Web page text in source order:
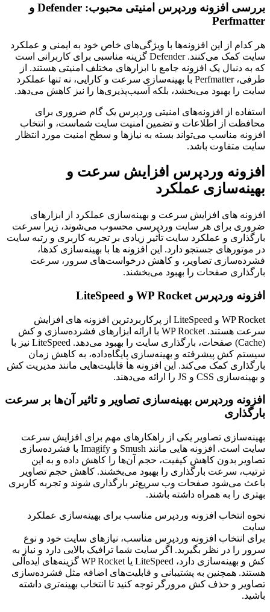
بررسی افزونه وردپرس امنیتی محبوب: Defender و
Perfmatter
هر کدام از این افزونه‌ها با ویژگی‌های خاص خود به ایمنی و عملکرد
سایت کمک می‌کنند. Defender گزینه مناسبی برای کاربرانی است
که به دنبال یک افزونه جامع با ابزارهای مختلف امنیتی هستند. از
طرفی، Perfmatter با بهینه‌سازی سرعت و کارایی، نه تنها عملکرد
سایت را بهبود می‌بخشد، بلکه آسیب‌پذیری‌ها را نیز کاهش می‌دهد.
استفاده از افزونه‌های امنیتی وردپرس یک گام ضروری برای
محافظت از اطلاعات و تضمین امنیت سایت شماست، و انتخاب
افزونه مناسب می‌تواند بسته به نیازها و سطح امنیت مورد انتظار
سایت متفاوت باشد.
افزونه ‌وردپرس افزایش سرعت و
بهینه‌سازی عملکرد
افزونه ‌های افزایش سرعت و بهینه‌سازی عملکرد از ابزارهای
ضروری برای هر سایت وردپرسی محسوب می‌شوند، زیرا سرعت
بارگذاری و عملکرد سایت تأثیر زیادی بر تجربه کاربری و رتبه سایت
در موتورهای جستجو دارد. این افزونه ‌ها با بهینه‌سازی کدها،
فشرده‌سازی تصاویر، و کاهش درخواست‌های سرور، سرعت
بارگذاری صفحات را بهبود می‌بخشند.
افزونه وردپرس WP Rocket و LiteSpeed
WP Rocket و LiteSpeed از پرکاربردترین افزونه ‌های افزایش
سرعت هستند. WP Rocket با ارائه ابزارهای فشرده‌سازی و کش
(Cache) صفحات، بارگذاری سایت را بهبود می‌دهد. LiteSpeed نیز با
سیستم کش پیشرفته و بهینه‌سازی پایگاه‌داده، به کاهش زمان
بارگذاری کمک می‌کند. این افزونه ‌ها قابلیت‌هایی مانند مدیریت کش
و بهینه‌سازی CSS و JS را ارائه می‌دهند.
افزونه وردپرس بهینه‌سازی تصاویر و تاثیر آن‌ها بر سرعت
بارگذاری
بهینه‌سازی تصاویر یکی از راهکارهای مهم برای افزایش سرعت
سایت است. افزونه ‌هایی مانند Smush و Imagify با فشرده‌سازی
تصاویر بدون کاهش کیفیت، حجم آن‌ها را کاهش داده و به این
ترتیب، سرعت بارگذاری را بهبود می‌بخشند. کاهش حجم تصاویر
باعث می‌شود صفحات وب سریع‌تر بارگذاری شوند و تجربه کاربری
بهتری را به همراه داشته باشند.
نحوه انتخاب افزونه وردپرس مناسب برای بهینه‌سازی عملکرد
سایت
برای انتخاب افزونه وردپرس مناسب، نیازهای سایت خود و نوع
سرور را در نظر بگیرید. اگر سایت شما ترافیک بالایی دارد و نیاز به
کش و بهینه‌سازی دارد، LiteSpeed یا WP Rocket گزینه‌های ایده‌آلی
هستند. همچنین به پشتیبانی و قابلیت‌های اضافه مثل فشرده‌سازی
تصاویر و حذف کش مرورگر توجه کنید تا انتخاب بهینه‌تری داشته
باشید.